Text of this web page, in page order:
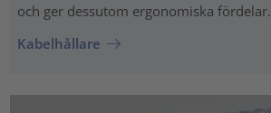
och ger dessutom ergonomiska fördelar.
Kabelhållare